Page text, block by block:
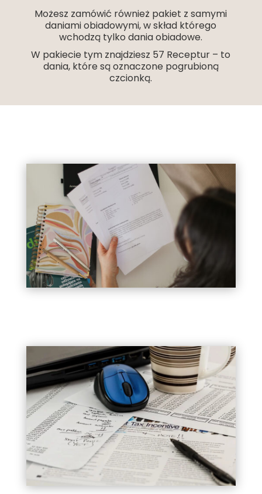
Możesz zamówić również pakiet z samymi
daniami obiadowymi, w skład którego
wchodzą tylko dania obiadowe.
W pakiecie tym znajdziesz 57 Receptur – to
dania, które są oznaczone pogrubioną
czcionką.